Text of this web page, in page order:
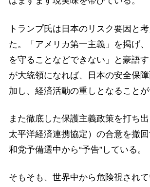
トランプ氏は日本のリスク要因と
た。「アメリカ第一主義」を掲げ
を守ることなどできない」と豪語
が大統領になれば、日本の安全保
加し、経済活動の重しとなることが
また徹底した保護主義政策を打ち
太平洋経済連携協定）の合意を撤
和党予備選中から“予告”している。
そもそも、世界中から危険視され